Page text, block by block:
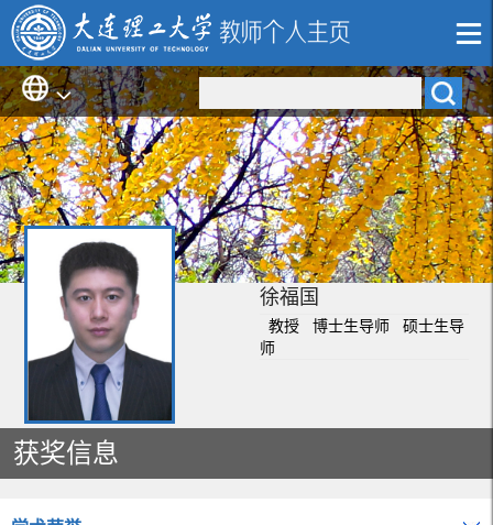
徐福国
教授 博士生导师 硕士生导
师
获奖信息